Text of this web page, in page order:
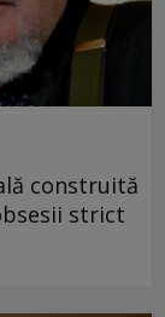
construită
strict